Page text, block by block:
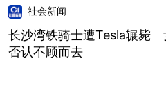
社会新闻
长沙湾铁骑士遭Tesla辗毙
否认不顾而去